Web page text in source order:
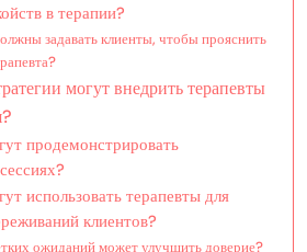
в терапии?
задавать клиенты, чтобы прояснить
могут внедрить терапевты
продемонстрировать
использовать терапевты для
клиентов?
ожиданий может улучшить доверие?